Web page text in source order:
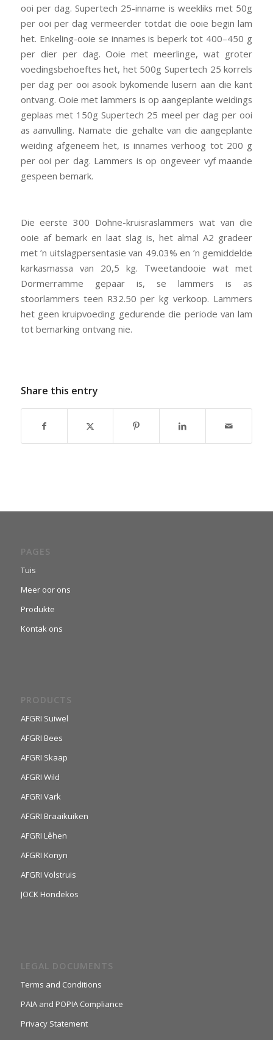
ooi per dag. Supertech 25-inname is weekliks met 50g
per ooi per dag vermeerder totdat die ooie begin lam
het. Enkeling-ooie se innames is beperk tot 400–450 g
per dier per dag. Ooie met meerlinge, wat groter
voedingsbehoeftes het, het 500g Supertech 25 korrels
per dag per ooi asook bykomende lusern aan die kant
ontvang. Ooie met lammers is op aangeplante weidings
geplaas met 150g Supertech 25 meel per dag per ooi
as aanvulling. Namate die gehalte van die aangeplante
weiding afgeneem het, is innames verhoog tot 200 g
per ooi per dag. Lammers is op ongeveer vyf maande
gespeen bemark.
Die eerste 300 Dohne-kruisraslammers wat van die
ooie af bemark en laat slag is, het almal A2 gradeer
met ’n uitslagpersentasie van 49.03% en ’n gemiddelde
karkasmassa van 20,5 kg. Tweetandooie wat met
Dormerramme gepaar is, se lammers is as
stoorlammers teen R32.50 per kg verkoop. Lammers
het geen kruipvoeding gedurende die periode van lam
tot bemarking ontvang nie.
Share this entry
PAGES
Tuis
Meer oor ons
Produkte
Kontak ons
PRODUCTS
AFGRI Suiwel
AFGRI Bees
AFGRI Skaap
AFGRI Wild
AFGRI Vark
AFGRI Braaikuiken
AFGRI Lêhen
AFGRI Konyn
AFGRI Volstruis
JOCK Hondekos
LEGAL DOCUMENTS
Terms and Conditions
PAIA and POPIA Compliance
Privacy Statement